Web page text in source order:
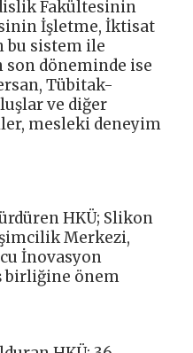
Fakültesinin
İşletme, İktisat
bu sistem ile
son döneminde ise
Tübitak-
ve diğer
mesleki deneyim
HKÜ; Slikon
Merkezi,
İnovasyon
birliğine önem